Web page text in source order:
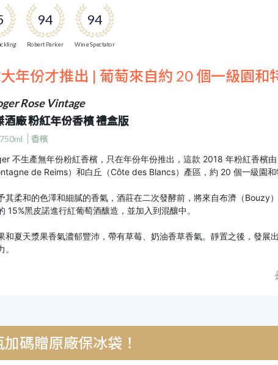
94
Robert Parker
94
Wine Spectator
年份才推出 | 葡萄來自約 20 個一級園和
Rose Vintage
酒廠 粉紅年份香檳 禮盒版
750ml
香檳
不生產無年份粉紅香檳，只在年份年份推出，這款 2018 年粉紅香檳
de Reims）和白丘（Côte des Blancs）產區，約 20 個一級園和
其柔和的色澤和細膩的香氣，酒莊在二次發酵前，將來自布濟（Bouzy
15%黑皮諾進行紅葡萄酒釀造，並加入到混釀中。
和夏天漿果香氣濃郁豐沛，帶有草莓、奶油香草香氣。靜置之後，發展
碼贈原廠保冰袋！